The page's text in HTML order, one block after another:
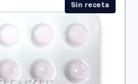
Sin receta